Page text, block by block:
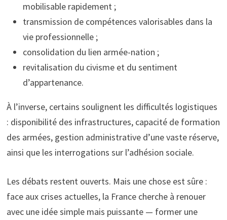
mobilisable rapidement ;
transmission de compétences valorisables dans la
vie professionnelle ;
consolidation du lien armée-nation ;
revitalisation du civisme et du sentiment
d’appartenance.
À l’inverse, certains soulignent les difficultés logistiques
: disponibilité des infrastructures, capacité de formation
des armées, gestion administrative d’une vaste réserve,
ainsi que les interrogations sur l’adhésion sociale.
Les débats restent ouverts. Mais une chose est sûre :
face aux crises actuelles, la France cherche à renouer
avec une idée simple mais puissante — former une